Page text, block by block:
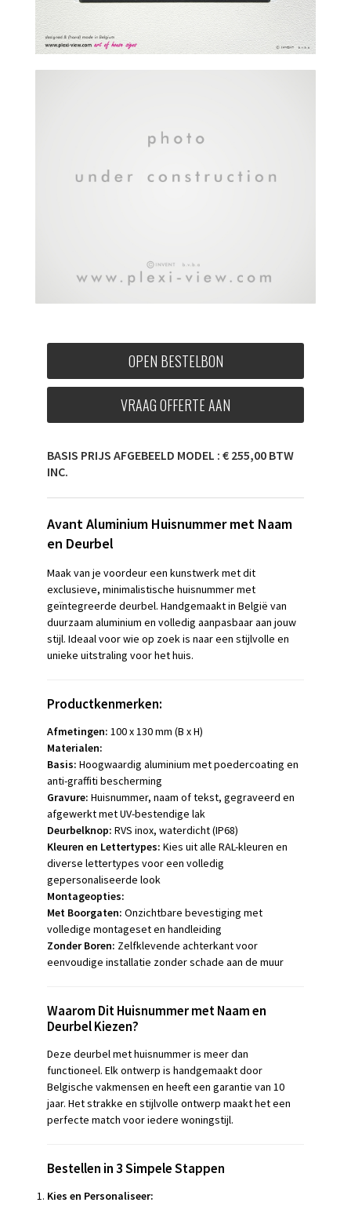
OPEN BESTELBON
VRAAG OFFERTE AAN
BASIS PRIJS AFGEBEELD MODEL : € 255,00 BTW
INC.
Avant Aluminium Huisnummer met Naam
en Deurbel
Maak van je voordeur een kunstwerk met dit
exclusieve, minimalistische huisnummer met
geïntegreerde deurbel. Handgemaakt in België van
duurzaam aluminium en volledig aanpasbaar aan jouw
stijl. Ideaal voor wie op zoek is naar een stijlvolle en
unieke uitstraling voor het huis.
Productkenmerken:
Afmetingen: 100 x 130 mm (B x H)
Materialen:
Basis: Hoogwaardig aluminium met poedercoating en
anti-graffiti bescherming
Gravure: Huisnummer, naam of tekst, gegraveerd en
afgewerkt met UV-bestendige lak
Deurbelknop: RVS inox, waterdicht (IP68)
Kleuren en Lettertypes: Kies uit alle RAL-kleuren en
diverse lettertypes voor een volledig
gepersonaliseerde look
Montageopties:
Met Boorgaten: Onzichtbare bevestiging met
volledige montageset en handleiding
Zonder Boren: Zelfklevende achterkant voor
eenvoudige installatie zonder schade aan de muur
Waarom Dit Huisnummer met Naam en
Deurbel Kiezen?
Deze deurbel met huisnummer is meer dan
functioneel. Elk ontwerp is handgemaakt door
Belgische vakmensen en heeft een garantie van 10
jaar. Het strakke en stijlvolle ontwerp maakt het een
perfecte match voor iedere woningstijl.
Bestellen in 3 Simpele Stappen
Kies en Personaliseer: